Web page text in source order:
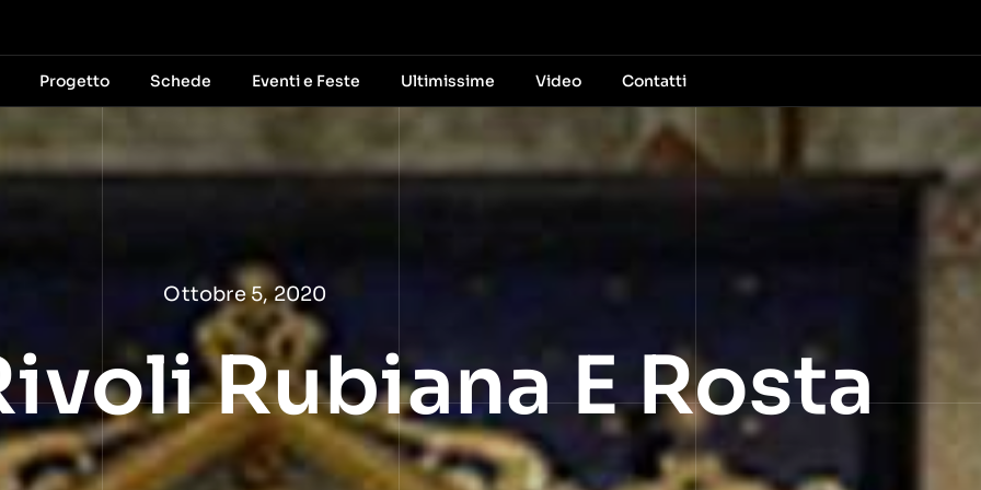
Progetto Schede Eventi e Feste Ultimissime Video Contatti
Ottobre 5, 2020
Rubiana E Rosta